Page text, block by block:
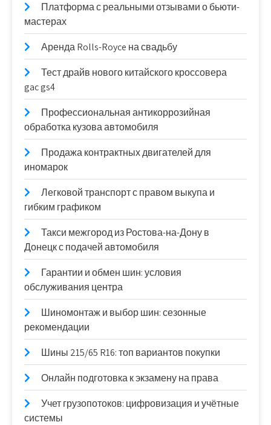
Платформа с реальными отзывами о бьюти-
мастерах
Аренда Rolls-Royce на свадьбу
Тест драйв нового китайского кроссовера
gac gs4
Профессиональная антикоррозийная
обработка кузова автомобиля
Продажа контрактных двигателей для
иномарок
Легковой транспорт с правом выкупа и
гибким графиком
Такси межгород из Ростова-на-Дону в
Донецк с подачей автомобиля
Гарантии и обмен шин: условия
обслуживания центра
Шиномонтаж и выбор шин: сезонные
рекомендации
Шины 215/65 R16: топ вариантов покупки
Онлайн подготовка к экзамену на права
Учет грузопотоков: цифровизация и учётные
системы